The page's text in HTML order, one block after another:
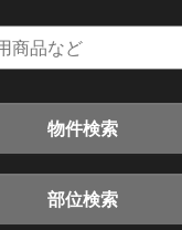
物件検索
部位検索